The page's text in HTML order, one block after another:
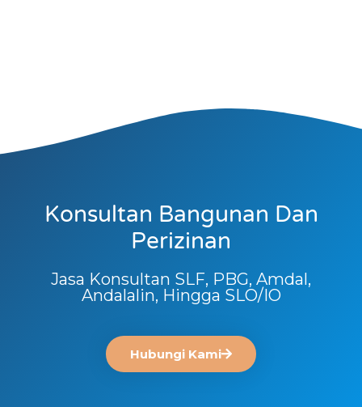
Konsultan Bangunan Dan
Perizinan
Jasa Konsultan SLF, PBG, Amdal,
Andalalin, Hingga SLO/IO
Hubungi Kami